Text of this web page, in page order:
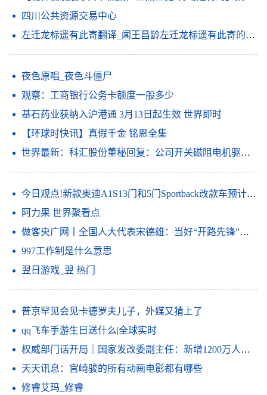
四川公共资源交易中心
左迁龙标遥有此寄翻译_闻王昌龄左迁龙标遥有此寄的意思_天天速看料
夜色原唱_夜色斗僵尸
观察：工商银行公务卡额度一般多少
基石药业获纳入沪港通 3月13日起生效 世界即时
【环球时快讯】真假千金 铭恩全集
世界最新：科汇股份董秘回复：公司开关磁阻电机驱动系统入选第六批山东省制造业单项冠军产品
今日观点!新款奥迪A1S13门和5门Sportback改款车预计将于上半年投放市场
阿力果 世界聚看点
做客央广网丨全国人大代表宋德雄：当好“开路先锋”打造区域科技创新中心
997工作制是什么意思
翌日游戏_翌 热门
普京罕见会见卡德罗夫儿子，外媒又猜上了
qq飞车手游生日送什么|全球实时
权威部门话开局｜国家发改委副主任：新增1200万人就业目标反映稳就业信心
天天讯息：宫崎骏的所有动画电影都有哪些
修睿艾玛_修睿